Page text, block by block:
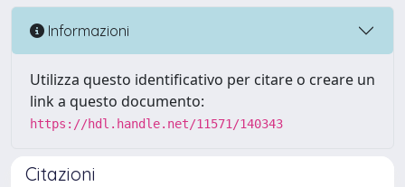
Informazioni
Utilizza questo identificativo per citare o creare un
link a questo documento:
https://hdl.handle.net/11571/140343
Citazioni